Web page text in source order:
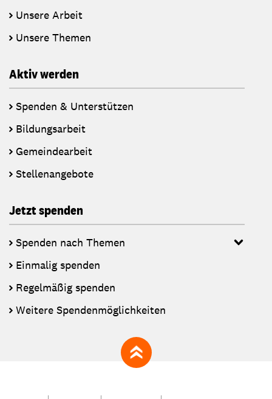
Unsere Arbeit
Unsere Themen
Aktiv werden
Spenden & Unterstützen
Bildungsarbeit
Gemeindearbeit
Stellenangebote
Jetzt spenden
Spenden nach Themen
Einmalig spenden
Regelmäßig spenden
Weitere Spendenmöglichkeiten
zum Seitenanfang